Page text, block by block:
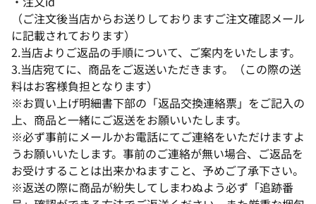
（ご注文後当店からお送りしておりますご注文確認メール
に記載されております）
2.当店よりご返品の手順について、ご案内をいたします。
3.当店宛てに、商品をご返送いただきます。（この際の送
料はお客様負担となります）
※お買い上げ明細書下部の「返品交換連絡票」をご記入の
上、商品と一緒にご返送をお願いいたします。
※必ず事前にメールかお電話にてご連絡をいただけますよ
うお願いいたします。事前のご連絡が無い場合、ご返品を
お受けすることは出来かねますこと、予めご了承下さい。
※返送の際に商品が紛失してしまわぬよう必ず「追跡番